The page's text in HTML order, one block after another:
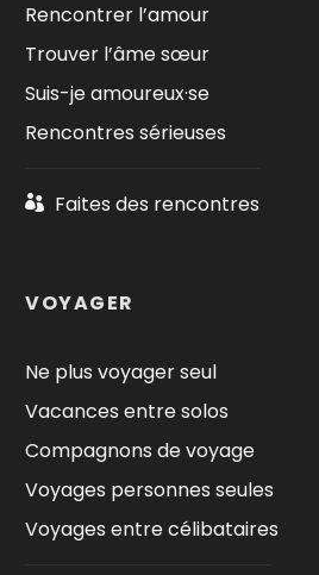
Rencontrer l’amour
Trouver l’âme sœur
Suis-je amoureux·se
Rencontres sérieuses
Faites des rencontres
VOYAGER
Ne plus voyager seul
Vacances entre solos
Compagnons de voyage
Voyages personnes seules
Voyages entre célibataires